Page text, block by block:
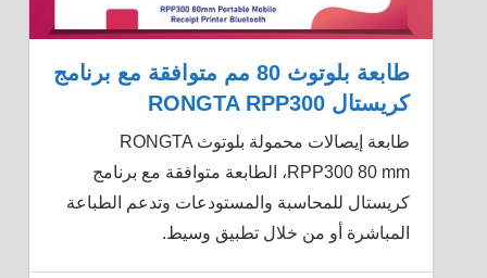
طابعة بلوتوث 80 مم متوافقة مع برنامج
كريستال RONGTA RPP300
طابعة إيصالات محمولة بلوتوث RONGTA
RPP300 80 mm، الطابعة متوافقة مع برنامج
كريستال للمحاسبة والمستودعات وتدعم الطباعة
المباشرة أو من خلال تطبيق وسيط.